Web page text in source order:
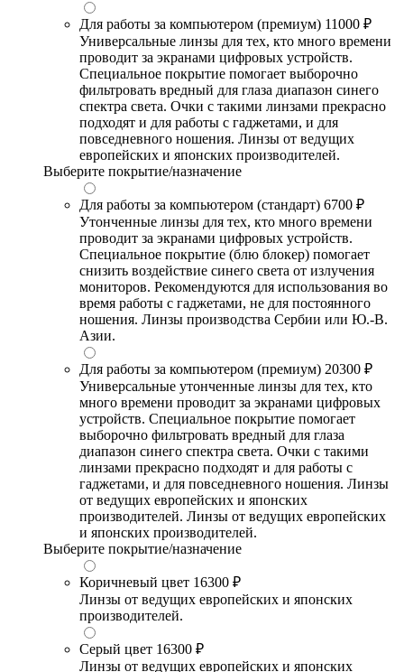
Для работы за компьютером (премиум) 11000 ₽
Универсальные линзы для тех, кто много времени
проводит за экранами цифровых устройств.
Специальное покрытие помогает выборочно
фильтровать вредный для глаза диапазон синего
спектра света. Очки с такими линзами прекрасно
подходят и для работы с гаджетами, и для
повседневного ношения. Линзы от ведущих
европейских и японских производителей.
Выберите покрытие/назначение
Для работы за компьютером (стандарт) 6700 ₽
Утонченные линзы для тех, кто много времени
проводит за экранами цифровых устройств.
Специальное покрытие (блю блокер) помогает
снизить воздействие синего света от излучения
мониторов. Рекомендуются для использования во
время работы с гаджетами, не для постоянного
ношения. Линзы производства Сербии или Ю.-В.
Азии.
Для работы за компьютером (премиум) 20300 ₽
Универсальные утонченные линзы для тех, кто
много времени проводит за экранами цифровых
устройств. Специальное покрытие помогает
выборочно фильтровать вредный для глаза
диапазон синего спектра света. Очки с такими
линзами прекрасно подходят и для работы с
гаджетами, и для повседневного ношения. Линзы
от ведущих европейских и японских
производителей. Линзы от ведущих европейских
и японских производителей.
Выберите покрытие/назначение
Коричневый цвет 16300 ₽
Линзы от ведущих европейских и японских
производителей.
Серый цвет 16300 ₽
Линзы от ведущих европейских и японских